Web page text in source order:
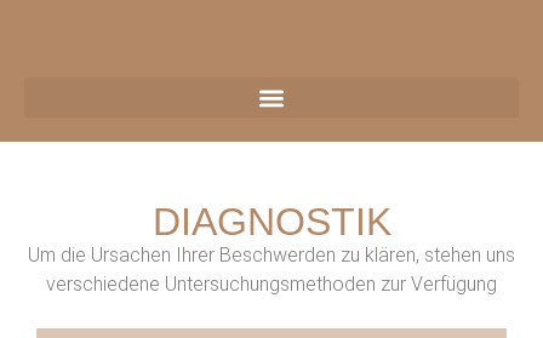
DIAGNOSTIK
Um die Ursachen Ihrer Beschwerden zu klären, stehen uns
verschiedene Untersuchungsmethoden zur Verfügung